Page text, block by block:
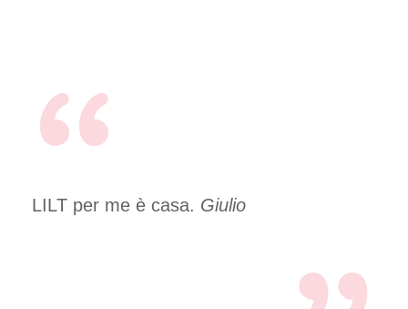
LILT per me è casa. Giulio